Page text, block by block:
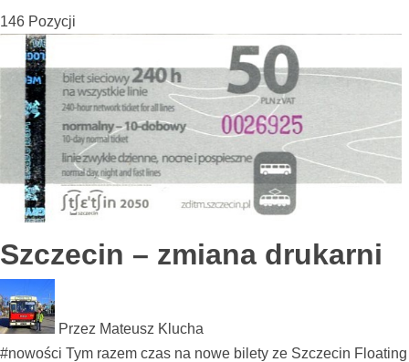
146 Pozycji
Szczecin – zmiana drukarni
Przez Mateusz Klucha
#nowości Tym razem czas na nowe bilety ze Szczecin Floating